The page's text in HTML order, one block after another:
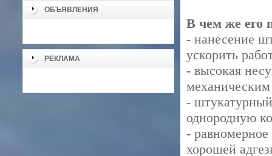
ОБЪЯВЛЕНИЯ
РЕКЛАМА
В чем же его
- нанесение
ускорить
- высокая
- штукатурный
однородную
- равномерное
хорошей